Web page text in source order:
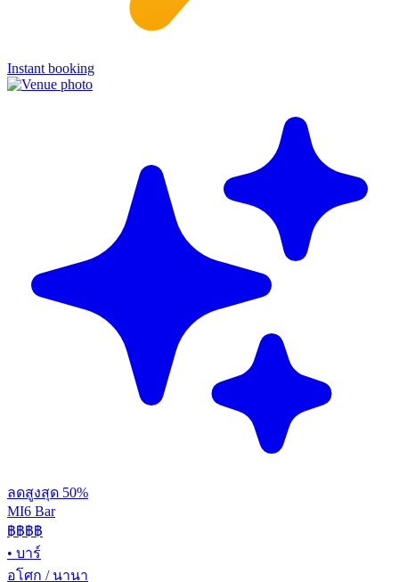
Instant booking
ลดสูงสุด 50%
MI6 Bar
฿฿฿฿
• บาร์
อโศก / นานา